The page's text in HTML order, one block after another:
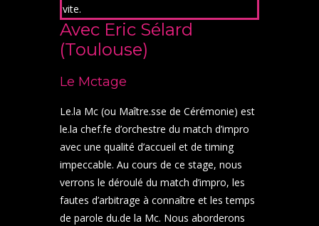
vite.
Avec Eric Sélard
(Toulouse)
Le Mctage
Le.la Mc (ou Maître.sse de Cérémonie) est
le.la chef.fe d’orchestre du match d’impro
avec une qualité d’accueil et de timing
impeccable. Au cours de ce stage, nous
verrons le déroulé du match d’impro, les
fautes d’arbitrage à connaître et les temps
de parole du.de la Mc. Nous aborderons